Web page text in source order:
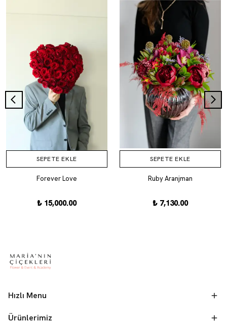
SEPETE EKLE
Forever Love
₺ 15,000.00
SEPETE EKLE
Ruby Aranjman
₺ 7,130.00
Hızlı Menu
Ürünlerimiz